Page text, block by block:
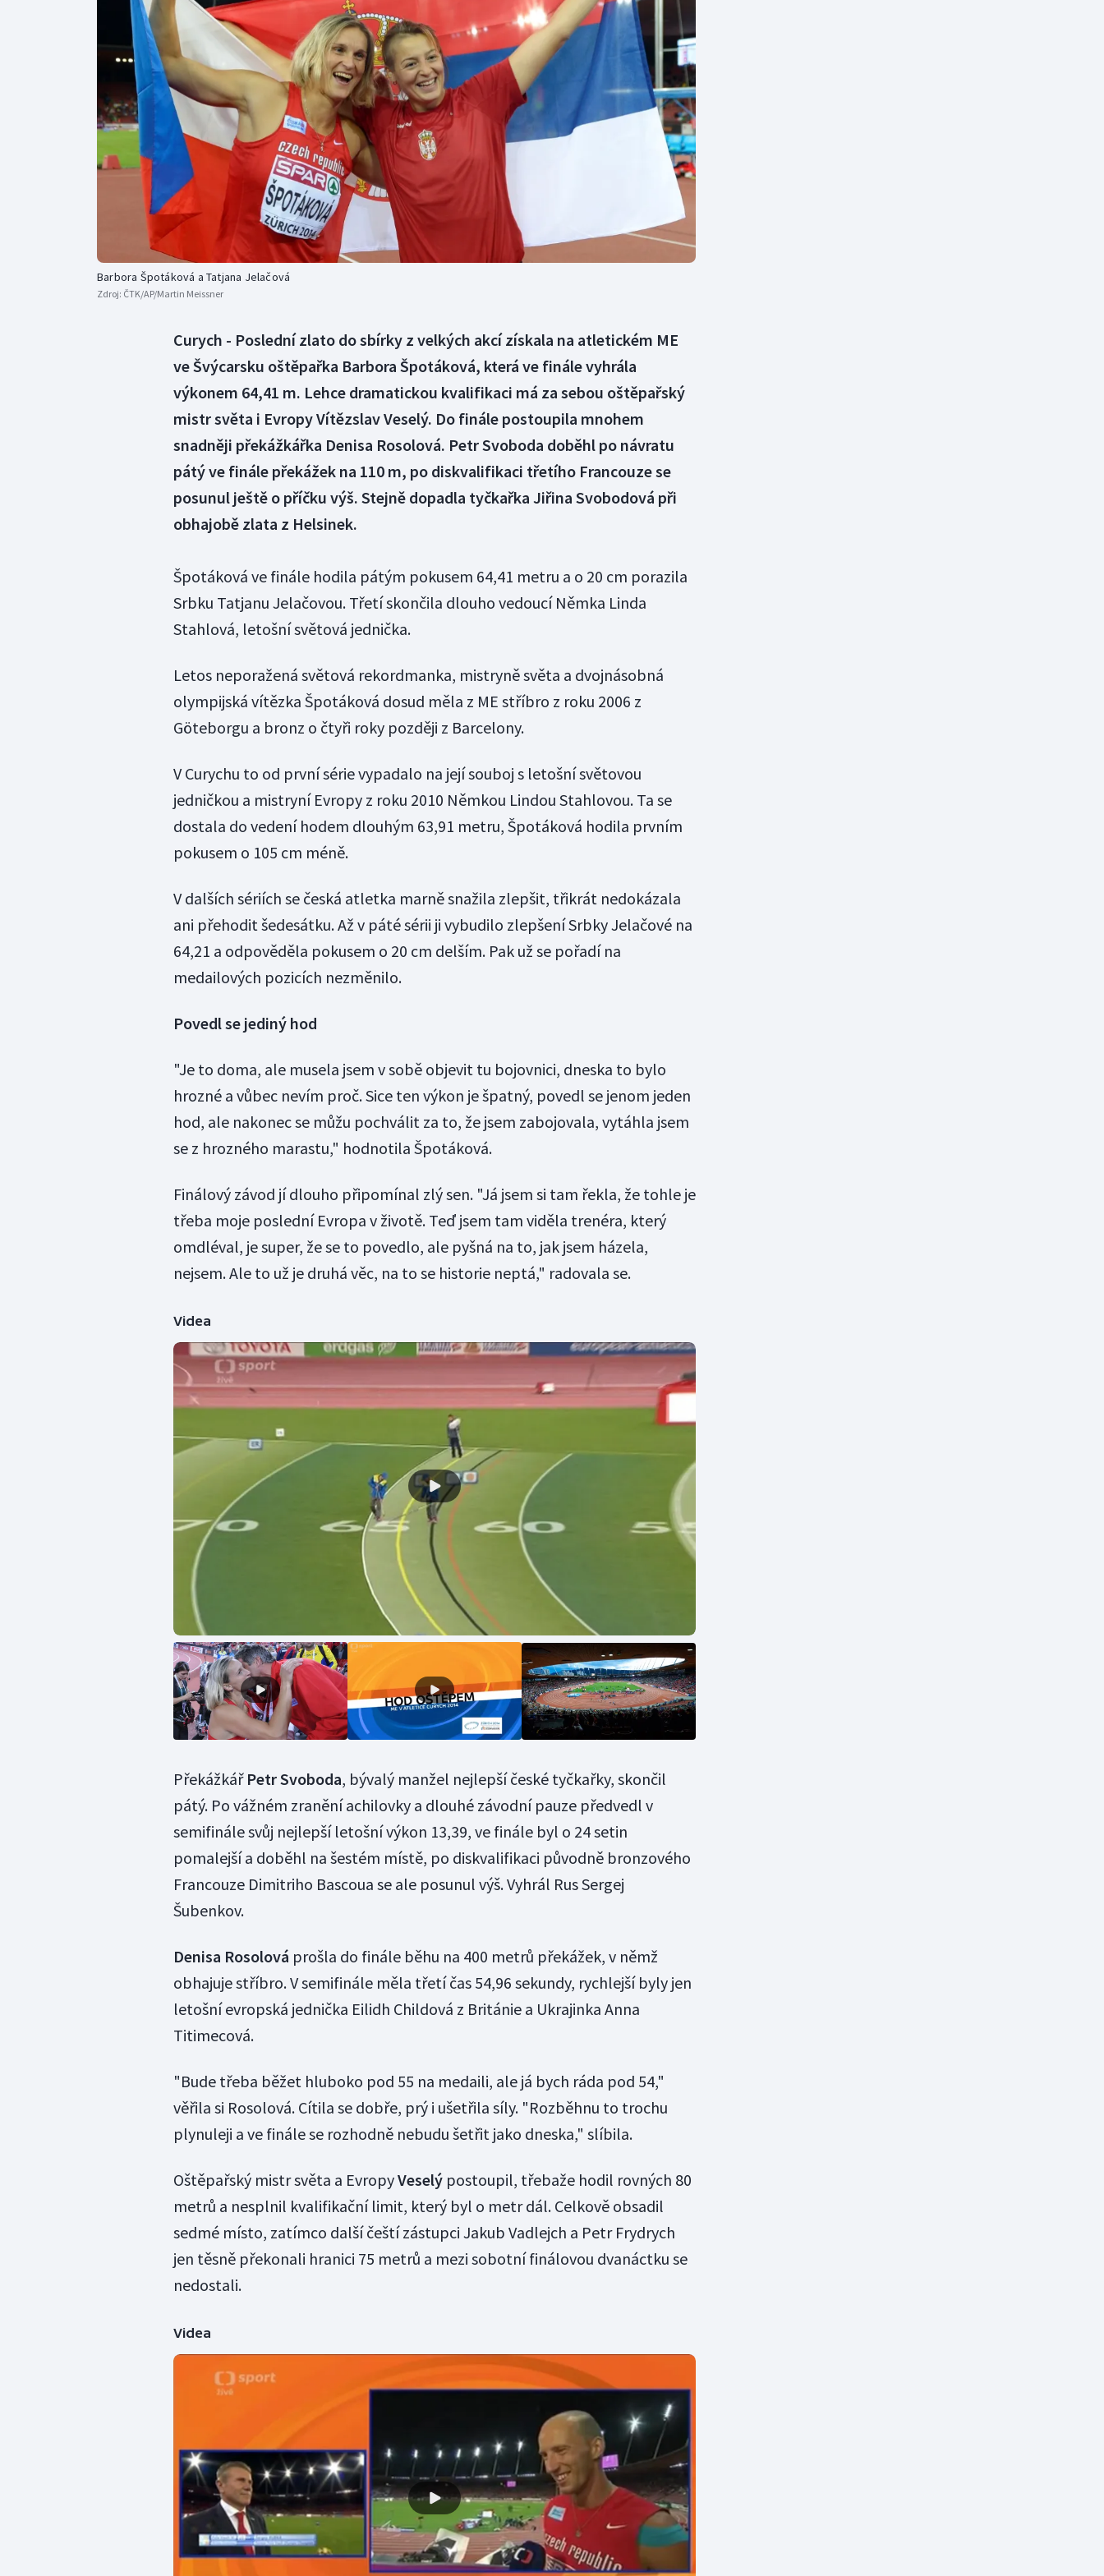
Curling
Dostihy
Florbal
Futsal
Golf
Gymnastika
Moderní pětiboj
Motorsport
Olympijské hry
Parasport
Plavání
Plážový volejbal
Triatlon
Veslování
Vodní slalom
Volejbal
Barbora Špotáková a Tatjana Jelačová
Zdroj: ČTK/AP/Martin Meissner
Curych - Poslední zlato do sbírky z velkých akcí získala na atletickém ME
ve Švýcarsku oštěpařka Barbora Špotáková, která ve finále vyhrála
výkonem 64,41 m. Lehce dramatickou kvalifikaci má za sebou oštěpařský
mistr světa i Evropy Vítězslav Veselý. Do finále postoupila mnohem
snadněji překážkářka Denisa Rosolová. Petr Svoboda doběhl po návratu
pátý ve finále překážek na 110 m, po diskvalifikaci třetího Francouze se
posunul ještě o příčku výš. Stejně dopadla tyčkařka Jiřina Svobodová při
obhajobě zlata z Helsinek.
Špotáková ve finále hodila pátým pokusem 64,41 metru a o 20 cm porazila
Srbku Tatjanu Jelačovou. Třetí skončila dlouho vedoucí Němka Linda
Stahlová, letošní světová jednička.
Letos neporažená světová rekordmanka, mistryně světa a dvojnásobná
olympijská vítězka Špotáková dosud měla z ME stříbro z roku 2006 z
Göteborgu a bronz o čtyři roky později z Barcelony.
V Curychu to od první série vypadalo na její souboj s letošní světovou
jedničkou a mistryní Evropy z roku 2010 Němkou Lindou Stahlovou. Ta se
dostala do vedení hodem dlouhým 63,91 metru, Špotáková hodila prvním
pokusem o 105 cm méně.
V dalších sériích se česká atletka marně snažila zlepšit, třikrát nedokázala
ani přehodit šedesátku. Až v páté sérii ji vybudilo zlepšení Srbky Jelačové na
64,21 a odpověděla pokusem o 20 cm delším. Pak už se pořadí na
medailových pozicích nezměnilo.
Povedl se jediný hod
"Je to doma, ale musela jsem v sobě objevit tu bojovnici, dneska to bylo
hrozné a vůbec nevím proč. Sice ten výkon je špatný, povedl se jenom jeden
hod, ale nakonec se můžu pochválit za to, že jsem zabojovala, vytáhla jsem
se z hrozného marastu," hodnotila Špotáková.
Finálový závod jí dlouho připomínal zlý sen. "Já jsem si tam řekla, že tohle je
třeba moje poslední Evropa v životě. Teď jsem tam viděla trenéra, který
omdléval, je super, že se to povedlo, ale pyšná na to, jak jsem házela,
nejsem. Ale to už je druhá věc, na to se historie neptá," radovala se.
Videa
Překážkář Petr Svoboda, bývalý manžel nejlepší české tyčkařky, skončil
pátý. Po vážném zranění achilovky a dlouhé závodní pauze předvedl v
semifinále svůj nejlepší letošní výkon 13,39, ve finále byl o 24 setin
pomalejší a doběhl na šestém místě, po diskvalifikaci původně bronzového
Francouze Dimitriho Bascoua se ale posunul výš. Vyhrál Rus Sergej
Šubenkov.
Denisa Rosolová prošla do finále běhu na 400 metrů překážek, v němž
obhajuje stříbro. V semifinále měla třetí čas 54,96 sekundy, rychlejší byly jen
letošní evropská jednička Eilidh Childová z Británie a Ukrajinka Anna
Titimecová.
"Bude třeba běžet hluboko pod 55 na medaili, ale já bych ráda pod 54,"
věřila si Rosolová. Cítila se dobře, prý i ušetřila síly. "Rozběhnu to trochu
plynuleji a ve finále se rozhodně nebudu šetřit jako dneska," slíbila.
Oštěpařský mistr světa a EvropyVeselýpostoupil, třebaže hodil rovných 80
metrů a nesplnil kvalifikační limit, který byl o metr dál. Celkově obsadil
sedmé místo, zatímco další čeští zástupci Jakub Vadlejch a Petr Frydrych
jen těsně překonali hranici 75 metrů a mezi sobotní finálovou dvanáctku se
nedostali.
Videa